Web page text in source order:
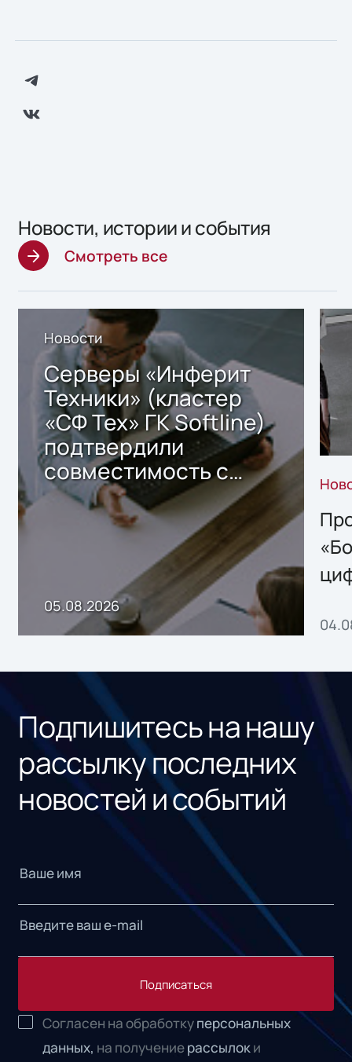
Новости, истории и события
Смотреть все
Новости
Серверы «Инферит
Техники» (кластер
«СФ Тех» ГК Softline)
подтвердили
совместимость с
решением Sharx
Storage 2.x для
хранения данных
05.08.2026
Подпишитесь на нашу
рассылку последних
новостей и событий
Подписаться
Согласен на обработкуперсональных
данных, на получениерассылоки